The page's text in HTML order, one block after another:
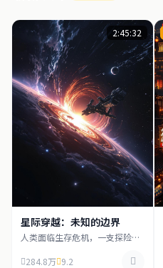
2:45:32
星际穿越：未知的边界
人类面临生存危机，一支探险队
宙中展开惊心动魄的冒险旅程。
284.8万 9.2